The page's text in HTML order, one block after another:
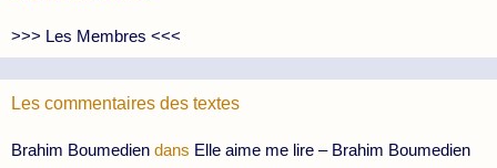
>>> Les Membres <<<
Les commentaires des textes
Brahim Boumedien dans Elle aime me lire – Brahim Boumedien